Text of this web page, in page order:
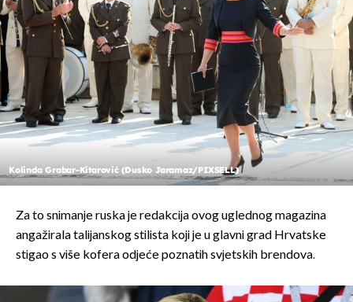
Kolinda Grabar-Kitarović (Dusko Jaramaz/PIXSELL)
Za to snimanje ruska je redakcija ovog uglednog magazina
angažirala talijanskog stilista koji je u glavni grad Hrvatske
stigao s više kofera odjeće poznatih svjetskih brendova.